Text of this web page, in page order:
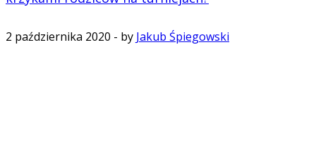
2 października 2020 - by Jakub Śpiegowski